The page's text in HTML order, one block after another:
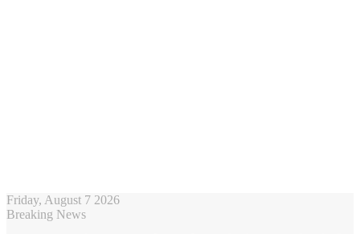
Friday, August 7 2026
Breaking News